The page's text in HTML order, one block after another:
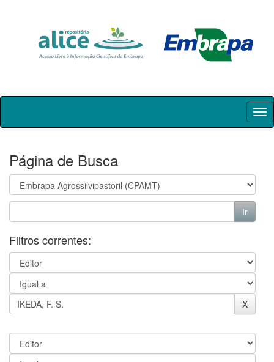
Skip
Página de Busca
Filtros correntes: